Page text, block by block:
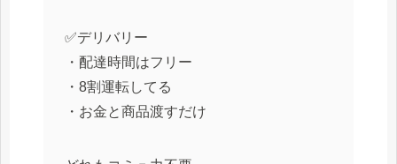
✅デリバリー
・配達時間はフリー
・8割運転してる
・お金と商品渡すだけ